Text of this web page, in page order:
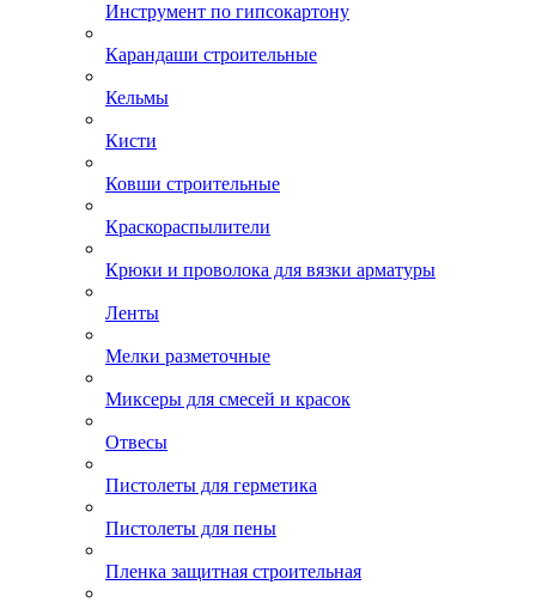
Инструмент по гипсокартону
Карандаши строительные
Кельмы
Кисти
Ковши строительные
Краскораспылители
Крюки и проволока для вязки арматуры
Ленты
Мелки разметочные
Миксеры для смесей и красок
Отвесы
Пистолеты для герметика
Пистолеты для пены
Пленка защитная строительная